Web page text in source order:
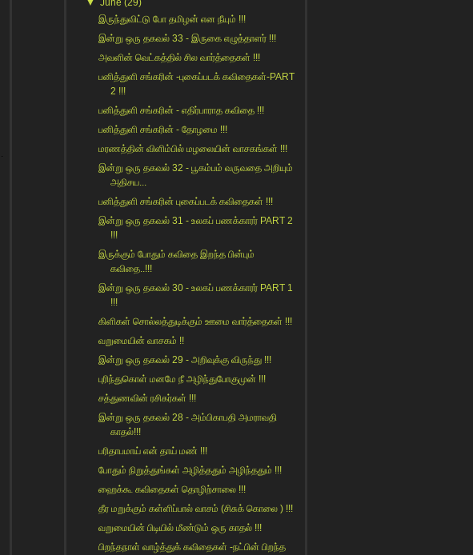
▼ June (29)
இருந்துவிட்டு போ தமிழன் என நீயும் !!!
இன்று ஒரு தகவல் 33 - இருகை எழுத்தாளர் !!!
அவளின் வெட்கத்தில் சில வார்த்தைகள் !!!
பனித்துளி சங்கரின் -புகைப்படக் கவிதைகள்-PART
2 !!!
பனித்துளி சங்கரின் - எதிர்பாராத கவிதை !!!
பனித்துளி சங்கரின் - தோழமை !!!
மரணத்தின் விளிம்பில் மழலையின் வாசகங்கள் !!!
இன்று ஒரு தகவல் 32 - பூகம்பம் வருவதை அறியும்
அதிசய...
பனித்துளி சங்கரின் புகைப்படக் கவிதைகள் !!!
இன்று ஒரு தகவல் 31 - உலகப் பணக்காரர் PART 2
!!!
இருக்கும் போதும் கவிதை இறந்த பின்பும்
கவிதை..!!!
இன்று ஒரு தகவல் 30 - உலகப் பணக்காரர் PART 1
!!!
கிளிகள் சொல்லத்துடிக்கும் ஊமை வார்த்தைகள் !!!
வறுமையின் வாசகம் !!
இன்று ஒரு தகவல் 29 - அறிவுக்கு விருந்து !!!
புரிந்துகொள் மனமே நீ அழிந்துபோகுமுன் !!!
சத்துணவின் ரசிகர்கள் !!!
இன்று ஒரு தகவல் 28 - அம்பிகாபதி அமராவதி
காதல்!!!
பரிதாபமாய் என் தாய் மண் !!!
போதும் நிறுத்துங்கள் அழித்ததும் அழிந்ததும் !!!
ஹைக்கூ கவிதைகள் தொழிற்சாலை !!!
தீர மறுக்கும் கள்ளிப்பால் வாசம் (சிசுக் கொலை ) !!!
வறுமையின் பிடியில் மீண்டும் ஒரு காதல் !!!
பிறந்தநாள் வாழ்த்துக் கவிதைகள் -நட்பின் பிறந்த